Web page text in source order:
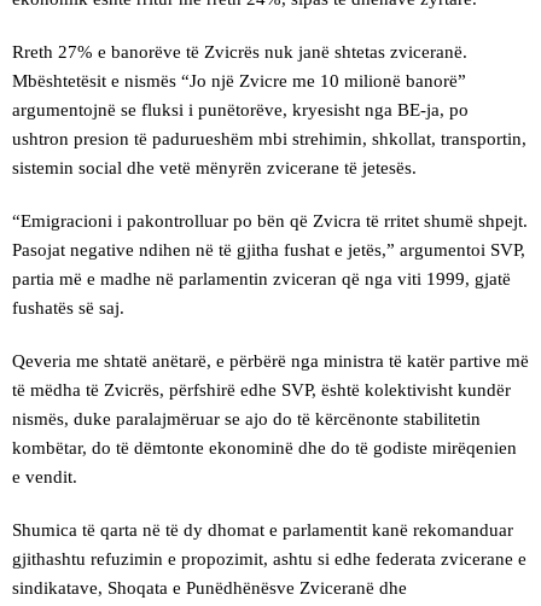
Rreth 27% e banorëve të Zvicrës nuk janë shtetas zviceranë.
Mbështetësit e nismës “Jo një Zvicre me 10 milionë banorë”
argumentojnë se fluksi i punëtorëve, kryesisht nga BE-ja, po
ushtron presion të padurueshëm mbi strehimin, shkollat, transportin,
sistemin social dhe vetë mënyrën zvicerane të jetesës.
“Emigracioni i pakontrolluar po bën që Zvicra të rritet shumë shpejt.
Pasojat negative ndihen në të gjitha fushat e jetës,” argumentoi SVP,
partia më e madhe në parlamentin zviceran që nga viti 1999, gjatë
fushatës së saj.
Qeveria me shtatë anëtarë, e përbërë nga ministra të katër partive më
të mëdha të Zvicrës, përfshirë edhe SVP, është kolektivisht kundër
nismës, duke paralajmëruar se ajo do të kërcënonte stabilitetin
kombëtar, do të dëmtonte ekonominë dhe do të godiste mirëqenien
e vendit.
Shumica të qarta në të dy dhomat e parlamentit kanë rekomanduar
gjithashtu refuzimin e propozimit, ashtu si edhe federata zvicerane e
sindikatave, Shoqata e Punëdhënësve Zviceranë dhe